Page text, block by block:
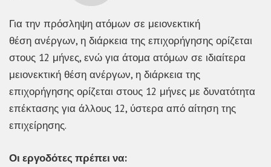
Για την πρόσληψη ατόμων σε μειονεκτική
θέση ανέργων, η διάρκεια της επιχορήγησης ορίζεται
στους 12 μήνες, ενώ για άτομα ατόμων σε ιδιαίτερα
μειονεκτική θέση ανέργων, η διάρκεια της
επιχορήγησης ορίζεται στους 12 μήνες με δυνατότητα
επέκτασης για άλλους 12, ύστερα από αίτηση της
επιχείρησης.
Οι εργοδότες πρέπει να: